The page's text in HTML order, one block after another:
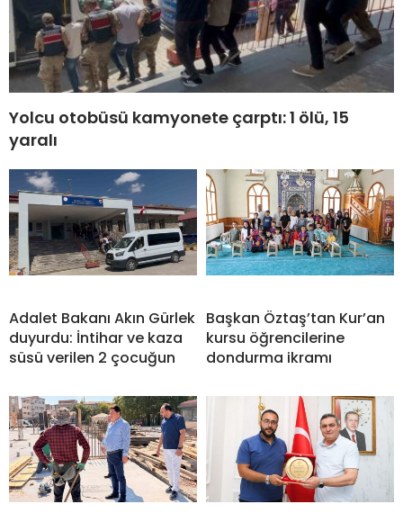
Yolcu otobüsü kamyonete çarptı: 1 ölü, 15
yaralı
Adalet Bakanı Akın Gürlek
duyurdu: İntihar ve kaza
süsü verilen 2 çocuğun
Başkan Öztaş’tan Kur’an
kursu öğrencilerine
dondurma ikramı